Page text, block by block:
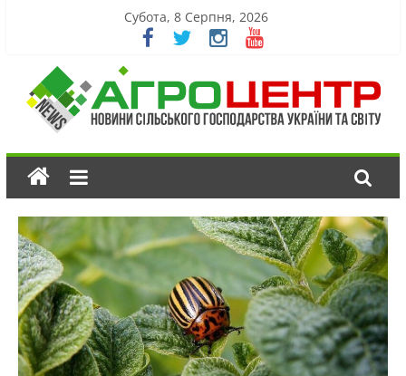
Субота, 8 Серпня, 2026